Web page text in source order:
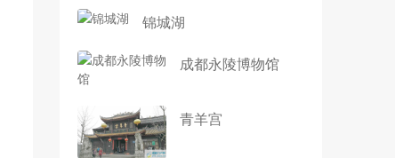
锦城湖
成都永陵博物馆
青羊宫